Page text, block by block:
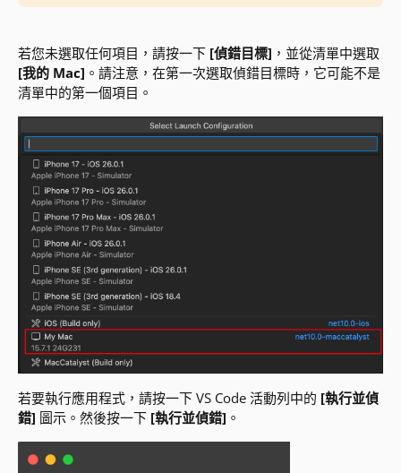
若您未選取任何項目，請按一下 [偵錯目標] ，並從清單中選取
[我的 Mac] 。請注意，在第一次選取偵錯目標時，它可能不是
清單中的第一個項目。
若要執行應用程式，請按一下 VS Code 活動列中的 [執行並偵
錯] 圖示。然後按一下 [執行並偵錯] 。